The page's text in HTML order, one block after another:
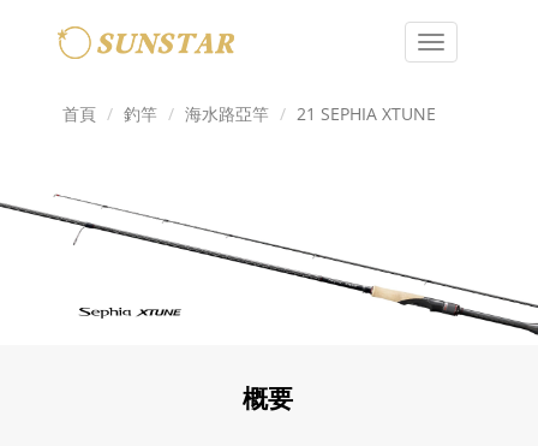
Toggle
首頁
釣竿 海水路亞竿 21 SEPHIA XTUNE
概要